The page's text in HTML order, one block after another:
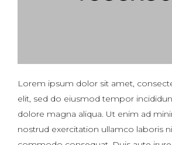
Lorem ipsum dolor sit amet,
elit, sed do eiusmod tempor
dolore magna aliqua. Ut enim ad
nostrud exercitation ullamco laboris